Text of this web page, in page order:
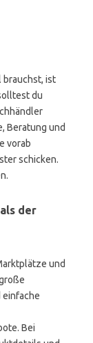
brauchst, ist
du
Beratung und
vorab
schicken.
der
und
Bei